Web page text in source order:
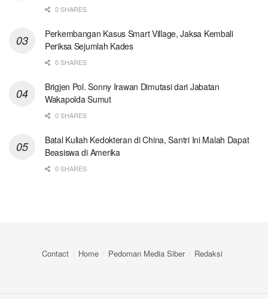
0 SHARES
Perkembangan Kasus Smart Village, Jaksa Kembali
Periksa Sejumlah Kades
0 SHARES
Brigjen Pol. Sonny Irawan Dimutasi dari Jabatan
Wakapolda Sumut
0 SHARES
Batal Kuliah Kedokteran di China, Santri Ini Malah Dapat
Beasiswa di Amerika
0 SHARES
Contact Home Pedoman Media Siber Redaksi